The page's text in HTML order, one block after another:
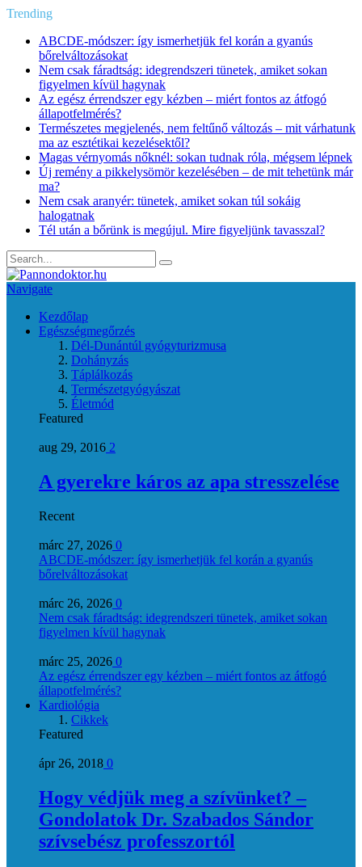
Trending
ABCDE‑módszer: így ismerhetjük fel korán a gyanús
bőrelváltozásokat
Nem csak fáradtság: idegrendszeri tünetek, amiket sokan
figyelmen kívül hagynak
Az egész érrendszer egy kézben – miért fontos az átfogó
állapotfelmérés?
Természetes megjelenés, nem feltűnő változás – mit várhatunk
ma az esztétikai kezelésektől?
Magas vérnyomás nőknél: sokan tudnak róla, mégsem lépnek
Új remény a pikkelysömör kezelésében – de mit tehetünk már
ma?
Nem csak aranyér: tünetek, amiket sokan túl sokáig
halogatnak
Tél után a bőrünk is megújul. Mire figyeljünk tavasszal?
Navigate
Kezdőlap
Egészségmegőrzés
Dél-Dunántúl gyógyturizmusa
Dohányzás
Táplálkozás
Természetgyógyászat
Életmód
Featured
aug 29, 2016 2
A gyerekre káros az apa stresszelése
Recent
márc 27, 2026 0
ABCDE‑módszer: így ismerhetjük fel korán a gyanús
bőrelváltozásokat
márc 26, 2026 0
Nem csak fáradtság: idegrendszeri tünetek, amiket sokan
figyelmen kívül hagynak
márc 25, 2026 0
Az egész érrendszer egy kézben – miért fontos az átfogó
állapotfelmérés?
Kardiológia
Cikkek
Featured
ápr 26, 2018 0
Hogy védjük meg a szívünket? –
Gondolatok Dr. Szabados Sándor
szívsebész professzortól